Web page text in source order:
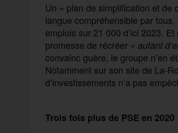
Un « plan de simplification et de
langue compréhensible par
emplois sur 21 000 d’ici 2023.
promesse de récréer « autant
convainc guère, le groupe n’en
Notamment sur son site de La-
d’investissements n’a pas
Trois fois plus de PSE en 2020